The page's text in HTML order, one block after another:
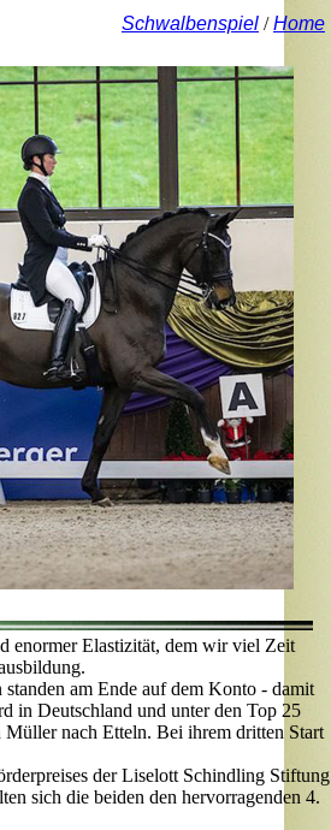
Schwalbenspiel /Home
enormer Elastizität, dem wir viel Zeit
am Ende auf dem Konto - damit
in Deutschland und unter den Top 25
nach Etteln. Bei ihrem dritten Start
der Liselott Schindling Stiftung
sich die beiden den hervorragenden 4.